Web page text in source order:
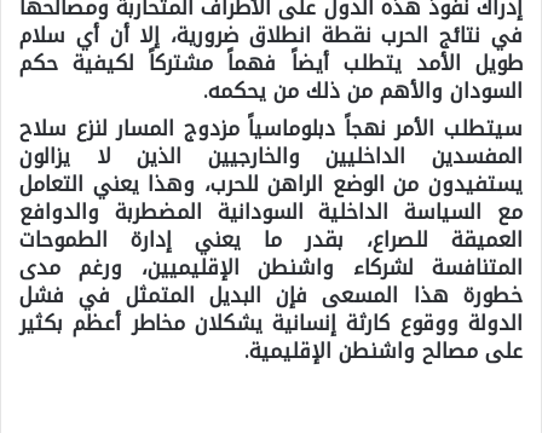
في نتائج الحرب نقطة انطلاق ضرورية، إلا أن أي سلام
طويل الأمد يتطلب أيضاً فهماً مشتركاً لكيفية حكم
السودان والأهم من ذلك من يحكمه.
سيتطلب الأمر نهجاً دبلوماسياً مزدوج المسار لنزع سلاح
المفسدين الداخليين والخارجيين الذين لا يزالون
يستفيدون من الوضع الراهن للحرب، وهذا يعني التعامل
مع السياسة الداخلية السودانية المضطربة والدوافع
العميقة للصراع، بقدر ما يعني إدارة الطموحات
المتنافسة لشركاء واشنطن الإقليميين، ورغم مدى
خطورة هذا المسعى فإن البديل المتمثل في فشل
الدولة ووقوع كارثة إنسانية يشكلان مخاطر أعظم بكثير
على مصالح واشنطن الإقليمية.